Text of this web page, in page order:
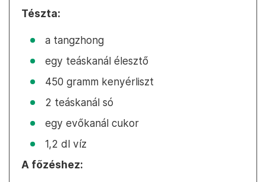
Tészta:
a tangzhong
egy teáskanál élesztő
450 gramm kenyérliszt
2 teáskanál só
egy evőkanál cukor
1,2 dl víz
A főzéshez: